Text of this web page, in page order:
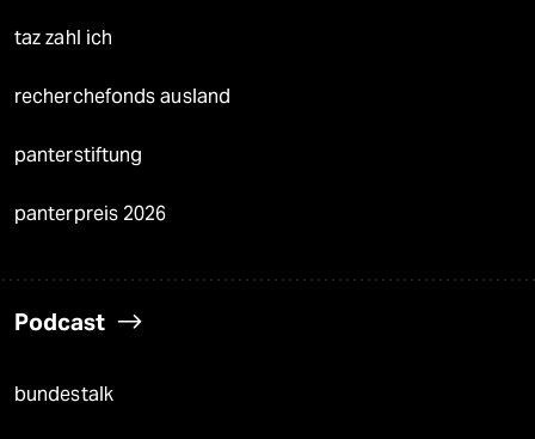
taz zahl ich
recherchefonds ausland
panterstiftung
panterpreis 2026
Podcast
bundestalk